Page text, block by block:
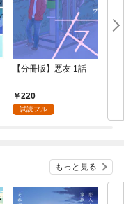
【分冊版】悪友 1話
220
試読フル
ベ
もっと見る